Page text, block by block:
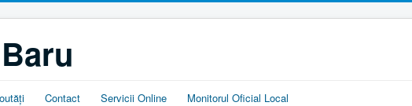
Contact Servicii Online Monitorul Oficial Local